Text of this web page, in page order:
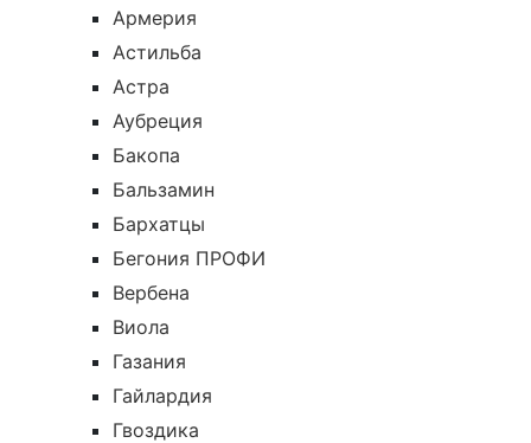
Армерия
Астильба
Астра
Аубреция
Бакопа
Бальзамин
Бархатцы
Бегония ПРОФИ
Вербена
Виола
Газания
Гайлардия
Гвоздика